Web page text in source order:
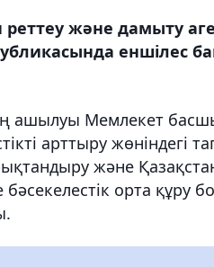
және дамыту
еншілес
ашылуы Мемлекет
арттыру жөніндегі
және
орта құру